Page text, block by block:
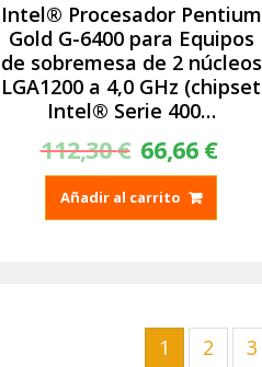
Intel® Procesador Pentium
Gold G-6400 para Equipos
de sobremesa de 2 núcleos
LGA1200 a 4,0 GHz (chipset
Intel® Serie 400…
112,30€ El
precio
original
era:
66,66 €
Añadir al carrito
1 2 3